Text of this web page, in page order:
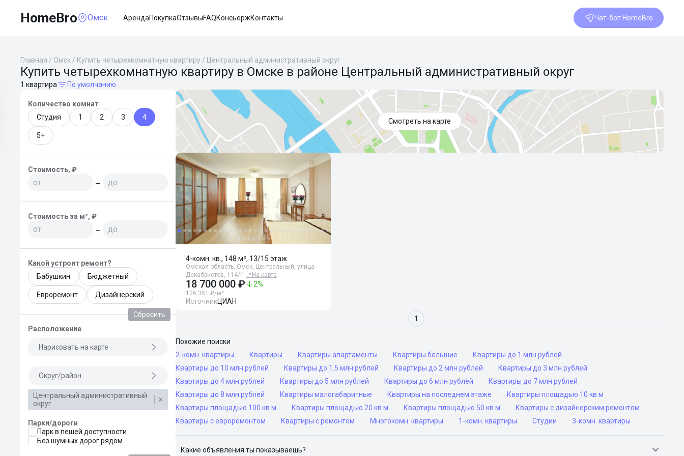
HomeBro Омск АрендаПокупкаОтзывыFAQКонсьержКонтакты Чат-бот HomeBro
Главная / Омск / Купить четырехкомнатную квартиру / Центральный административный округ
Купить четырехкомнатную квартиру в Омске в районе Центральный административный округ
1 квартира По умолчанию
Количество комнат
Студия
1 2 3 4
5+
Стоимость, ₽
—
Стоимость за м², ₽
—
Какой устроит ремонт?
Бабушкин
Бюджетный
Евроремонт Дизайнерский
Сбросить
Расположение
Нарисовать на карте
Округ/район
Центральный административный
округ
Парки/дороги
Парк в пешей доступности
Без шумных дорог рядом
Смотреть на карте
4-комн. кв., 148 м², 13/15 этаж
Омская область, Омск, Центральный, улица
Декабристов, 114/1
📍 На карте
18 700 000 ₽ 2%
126 351 ₽/м²
ИсточникЦИАН
1
Похожие поиски
2-комн. квартиры
Квартиры Квартиры апартаменты Квартиры большие
Квартиры до 1 млн рублей
Квартиры до 10 млн рублей
Квартиры до 1.5 млн рублей Квартиры до 2 млн рублей
Квартиры до 3 млн рублей
Квартиры до 4 млн рублей
Квартиры до 5 млн рублей Квартиры до 6 млн рублей
Квартиры до 7 млн рублей
Квартиры до 8 млн рублей
Квартиры малогабаритные Квартиры на последнем этаже
Квартиры площадью 10 кв м
Квартиры площадью 100 кв м
Квартиры площадью 20 кв м Квартиры площадью 50 кв м
Квартиры с дизайнерским ремонтом
Квартиры с евроремонтом
Квартиры с ремонтом Многокомн. квартиры 1-комн. квартиры Студии 3-комн. квартиры
Какие объявления ты показываешь?